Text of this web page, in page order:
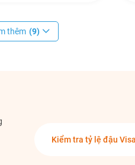
thêm (9)
Kiểm tra tỷ lệ đậu